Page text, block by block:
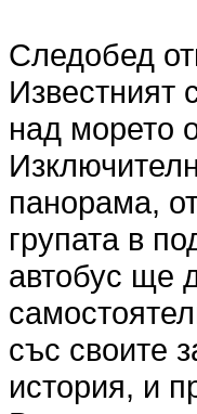
Следобед
Известният
над морето
панорама,
групата в
автобус ще
със своите
история, и